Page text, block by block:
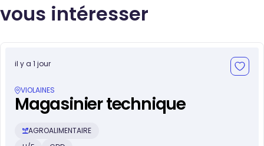
vous intéresser
il y a 1 jour
VIOLAINES
Magasinier technique
AGROALIMENTAIRE